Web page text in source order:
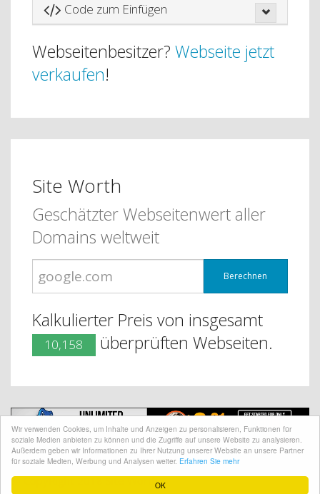
OK
Wir verwenden Cookies, um Inhalte und Anzeigen zu personalisieren, Funktionen für
soziale Medien anbieten zu können und die Zugriffe auf unsere Website zu analysieren.
Außerdem geben wir Informationen zu Ihrer Nutzung unserer Website an unsere Partner
für soziale Medien, Werbung und Analysen weiter. Erfahren Sie mehr
Code zum Einfügen
Webseitenbesitzer? Webseite jetzt
verkaufen!
Site Worth
Geschätzter Webseitenwert aller
Domains weltweit
Berechnen
Kalkulierter Preis von insgesamt
10,158 überprüften Webseiten.
@ CopyRight 2018 Site Worth